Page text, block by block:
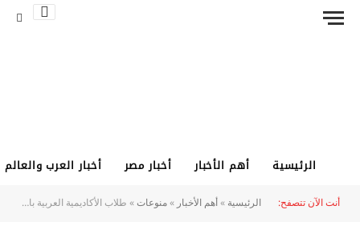
الرئيسية أهم الأخبار أخبار مصر
أخبار العرب والعالم
أنت الآن تتصفح:
الرئيسية»أهم الأخبار»منوعات»طلاب الأكاديمية العربية بالإسكندرية يبتكرون ضاغط نفايات ذكي وروبوتًا زراعيًا متعدد المهام